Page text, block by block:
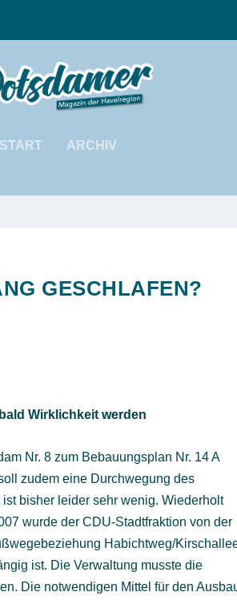
START ARCHIV
GESCHLAFEN?
Wirklichkeit werden
Nr. 8 zum Bebauungsplan Nr. 14 A
zudem eine Durchwegung des
bisher leider sehr wenig. Wiederholt
wurde der CDU-Stadtfraktion von der
Habichtweg/
ist. Die Verwaltung musste die
Die notwendigen Mittel für den